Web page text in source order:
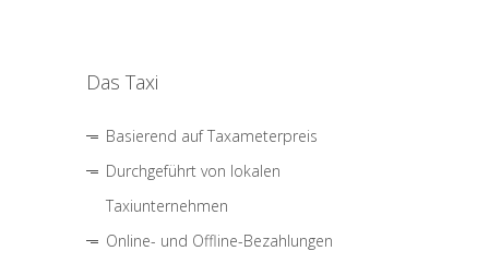
Das Taxi
Basierend auf Taxameterpreis
Durchgeführt von lokalen
Taxiunternehmen
Online- und Offline-Bezahlungen